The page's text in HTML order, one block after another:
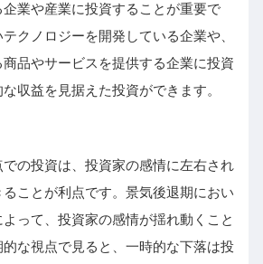
業や産業に投資することが重要で
クノロジーを開発している企業や、
品やサービスを提供する企業に投資
収益を見据えた投資ができます。
での投資は、投資家の感情に左右され
ことが利点です。景気後退期におい
って、投資家の感情が揺れ動くこと
な視点で見ると、一時的な下落は投